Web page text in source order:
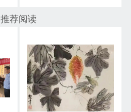
推荐阅读